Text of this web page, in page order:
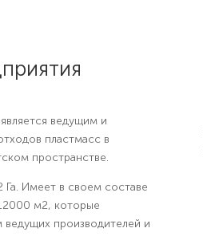
ведущим и
пластмасс в
пространстве.
Имеет в своем составе
м2, которые
производителей и